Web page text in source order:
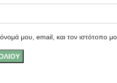
μου, email, και τον ιστότοπο